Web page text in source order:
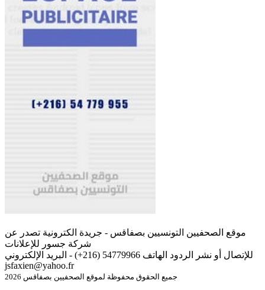
موقع الصحفيين التونسيين بصفاقس - جريدة الكترونية تصدر عن
شركة جسور للإعلانات
للإتصال أو نشر الردود الهاتف 54779966 (216+) - البريد الإلكتروني
jsfaxien@yahoo.fr
جميع الحقوق محفوظة لموقع الصحفيين بصفاقس 2026